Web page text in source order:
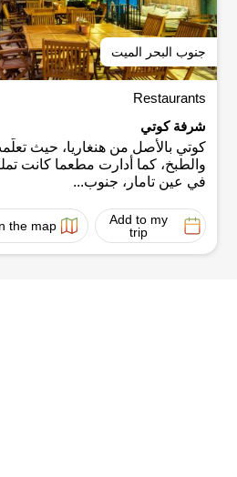
جنوب البحر الميت
Restaurants
شرفة كوتي
كوتي بالأصل من هنغاريا، حيث
والطبخ، كما أدارت مطعما كانت
في عين تامار، جنوب...
Add to my
trip
the map